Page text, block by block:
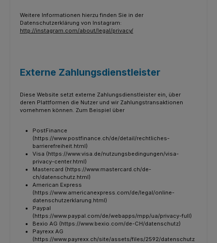
Weitere Informationen hierzu finden Sie in der
Datenschutzerklärung von Instagram:
http://instagram.com/about/legal/privacy/
Externe Zahlungsdienstleister
Diese Website setzt externe Zahlungsdienstleister ein, über
deren Plattformen die Nutzer und wir Zahlungstransaktionen
vornehmen können. Zum Beispiel über
PostFinance
(https://www.postfinance.ch/de/detail/rechtliches-
barrierefreiheit.html)
Visa (https://www.visa.de/nutzungsbedingungen/visa-
privacy-center.html)
Mastercard (https://www.mastercard.ch/de-
ch/datenschutz.html)
American Express
(https://www.americanexpress.com/de/legal/online-
datenschutzerklarung.html)
Paypal
(https://www.paypal.com/de/webapps/mpp/ua/privacy-full)
Bexio AG (https://www.bexio.com/de-CH/datenschutz)
Payrexx AG
(https://www.payrexx.ch/site/assets/files/2592/datenschutz